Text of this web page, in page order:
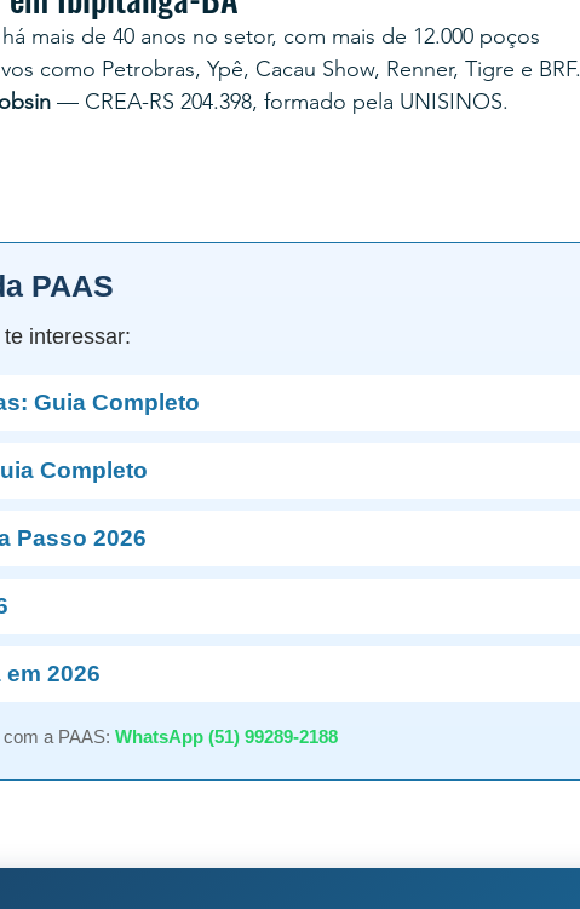
mais de 40 anos no setor, com mais de 12.000 poços
como Petrobras, Ypê, Cacau Show, Renner, Tigre e BRF.
— CREA-RS 204.398, formado pela UNISINOS.
PAAS
interessar:
Guia Completo
Completo
Passo 2026
2026
com a PAAS: WhatsApp (51) 99289-2188